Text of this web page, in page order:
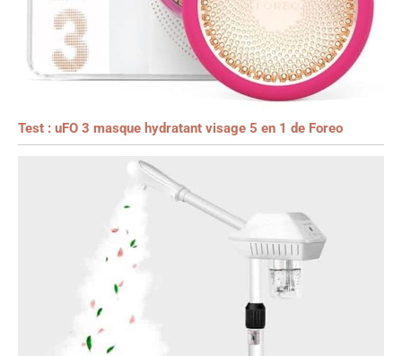
Test : uFO 3 masque hydratant visage 5 en 1 de Foreo